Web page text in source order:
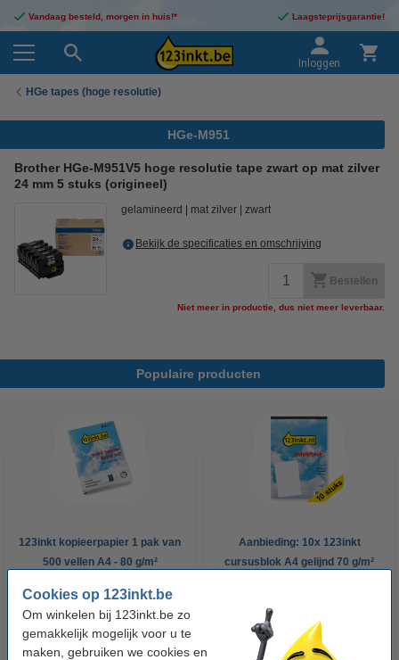
Cookies op 123inkt.be
Om winkelen bij 123inkt.be zo
gemakkelijk mogelijk voor u te
maken, gebruiken we cookies en
Vandaag besteld, morgen in huis!* Laagsteprijsgarantie!
Inloggen
HGe tapes (hoge resolutie)
HGe-M951
Brother HGe-M951V5 hoge resolutie tape zwart op mat zilver
24 mm 5 stuks (origineel)
gelamineerd mat zilver zwart
Bekijk de specificaties en omschrijving
Bestellen
Niet meer in productie, dus niet meer leverbaar.
Populaire producten
123inkt kopieerpapier 1 pak van
500 vellen A4 - 80 g/m²
Aanbieding: 10x 123inkt
cursusblok A4 gelijnd 70 g/m²
€ 26,55